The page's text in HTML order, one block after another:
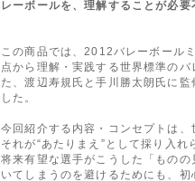
レーボールを、理解することが必要
この商品では、2012バレーボール
点から理解・実践する世界標準の
た、渡辺寿規氏と手川勝太朗氏に監
した。
今回紹介する内容・コンセプトは、
それが“あたりまえ”として採り入れ
将来有望な選手がこうした「もの
いてしまうのを避けるためにも、